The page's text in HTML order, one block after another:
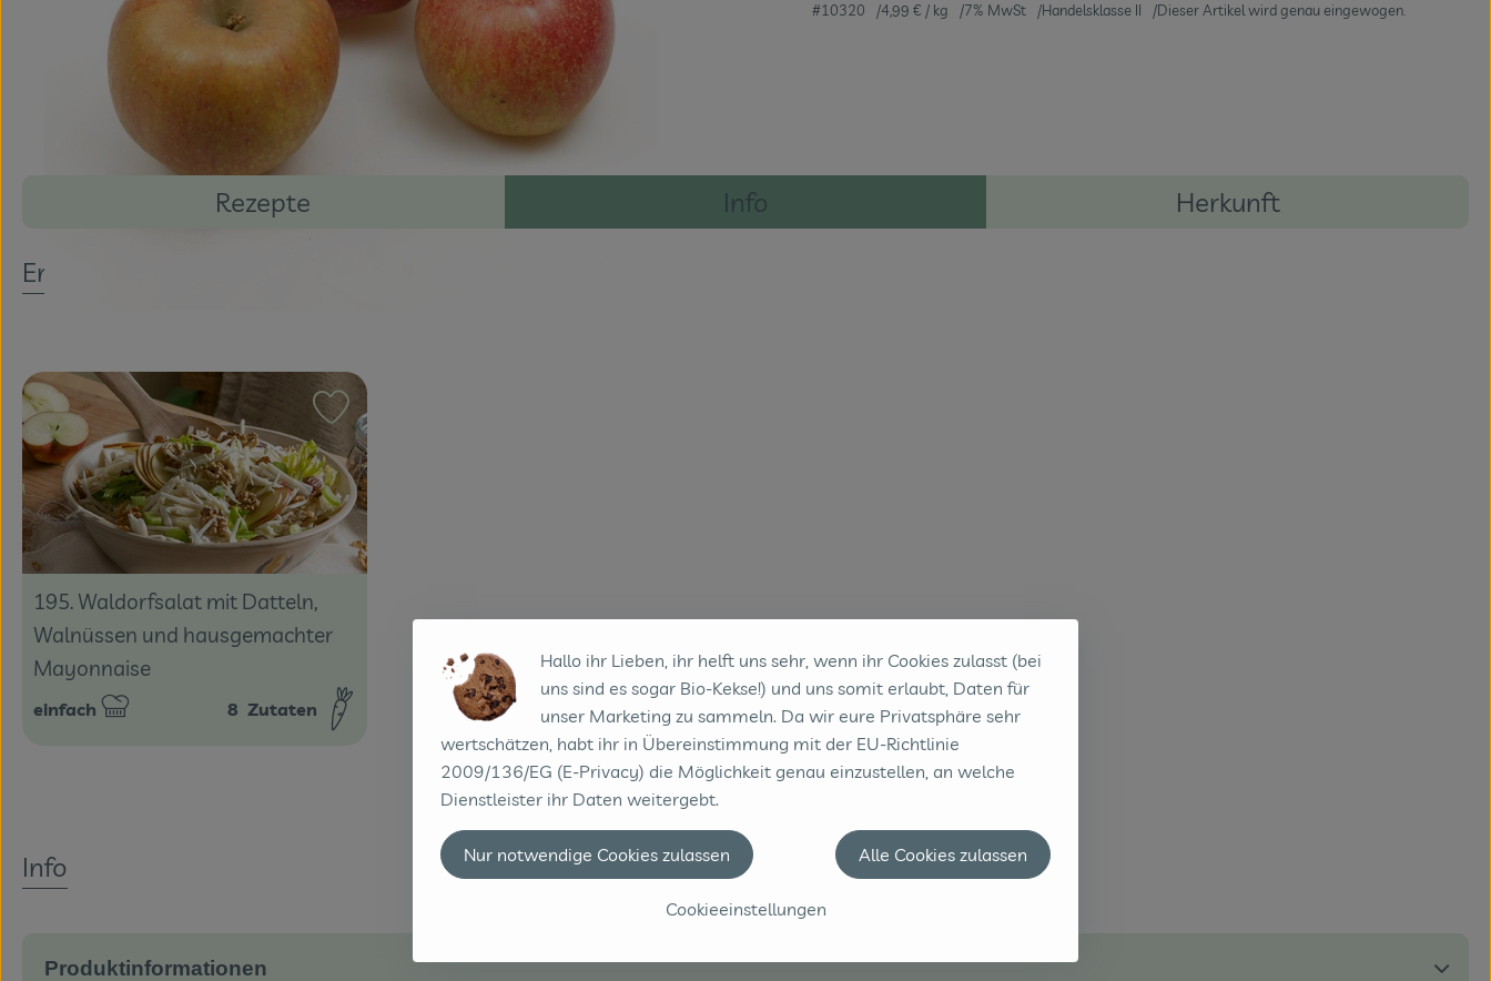
#10320 4,99 € / kg 7% MwSt Handelsklasse II Dieser Artikel wird genau eingewogen.
Rezepte Info Herkunft
Entdecke passende Rezepte
195. Waldorfsalat mit Datteln,
Walnüssen und hausgemachter
Mayonnaise
Schwierigkeit:
einfach 8 Zutaten
Rezept zu Favouriten hinzufügen
Info
Produktinformationen
Hallo ihr Lieben, ihr helft uns sehr, wenn ihr Cookies zulasst (bei
uns sind es sogar Bio-Kekse!) und uns somit erlaubt, Daten für
unser Marketing zu sammeln. Da wir eure Privatsphäre sehr
wertschätzen, habt ihr in Übereinstimmung mit der EU-Richtlinie
2009/136/EG (E-Privacy) die Möglichkeit genau einzustellen, an welche
Dienstleister ihr Daten weitergebt.
Cookieeinstellungen
Nur notwendige Cookies zulassen Alle Cookies zulassen